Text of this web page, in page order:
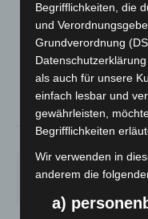
LANGENHAGEN
Klarer Himmel
SA. SO.
34
Begrifflichkeiten, die
und
Grundverordnung
als auch für unsere
einfach lesbar und
gewährleisten,
Begrifflichkeiten
Wir verwenden in
anderem die
a)